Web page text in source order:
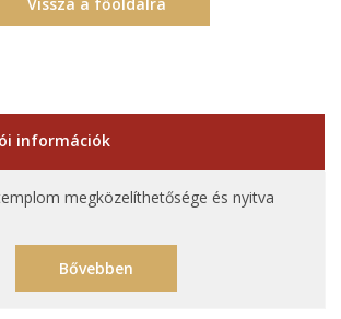
információk
megközelíthetősége és nyitva
Bővebben